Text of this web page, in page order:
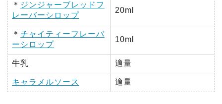
＊ ジンジャーブレッドフ
レーバーシロップ
20ml
＊ チャイティーフレーバ
ーシロップ
10ml
牛乳 適量
キャラメルソース 適量